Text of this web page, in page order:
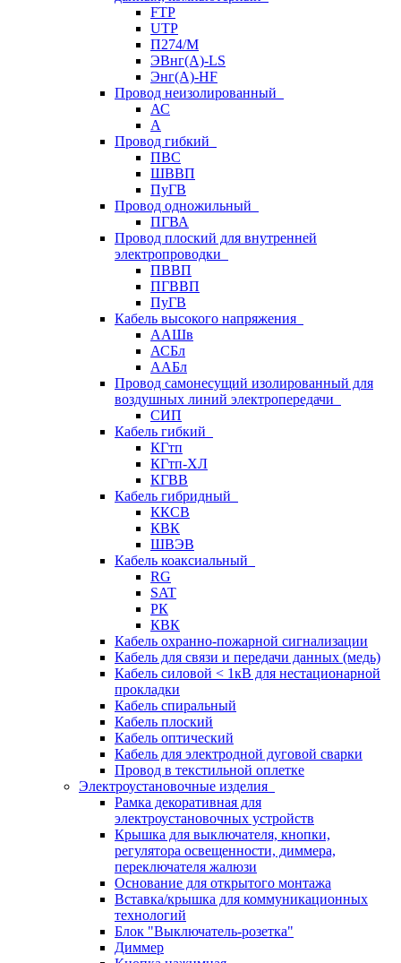
FTP
UTP
П274/М
ЭВнг(А)-LS
Энг(А)-HF
Провод неизолированный
АС
А
Провод гибкий
ПВС
ШВВП
ПуГВ
Провод одножильный
ПГВА
Провод плоский для внутренней
электропроводки
ПВВП
ПГВВП
ПуГВ
Кабель высокого напряжения
ААШв
АСБл
ААБл
Провод самонесущий изолированный для
воздушных линий электропередачи
СИП
Кабель гибкий
КГтп
КГтп-ХЛ
КГВВ
Кабель гибридный
ККСВ
КВК
ШВЭВ
Кабель коаксиальный
RG
SAT
РК
КВК
Кабель охранно-пожарной сигнализации
Кабель для связи и передачи данных (медь)
Кабель силовой < 1кВ для нестационарной
прокладки
Кабель спиральный
Кабель плоский
Кабель оптический
Кабель для электродной дуговой сварки
Провод в текстильной оплетке
Электроустановочные изделия
Рамка декоративная для
электроустановочных устройств
Крышка для выключателя, кнопки,
регулятора освещенности, диммера,
переключателя жалюзи
Основание для открытого монтажа
Вставка/крышка для коммуникационных
технологий
Блок "Выключатель-розетка"
Диммер